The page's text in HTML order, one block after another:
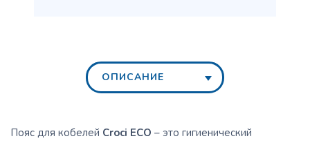
ОПИСАНИЕ
Пояс для кобелей Croci ECO – это гигиенический